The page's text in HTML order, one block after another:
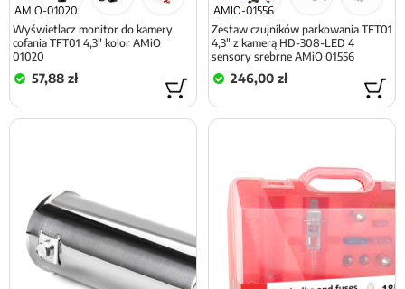
AMIO-01020
Wyświetlacz monitor do kamery
cofania TFT01 4,3" kolor AMiO
01020
57,88 zł
AMIO-01556
Zestaw czujników parkowania TFT01
4,3" z kamerą HD-308-LED 4
sensory srebrne AMiO 01556
246,00 zł